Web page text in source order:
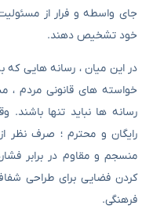
جای واسطه و فرار از
خود تشخیص دهند.
در این میان ، رسانه هایی که
خواسته های قانونی مردم
رسانه ها نباید تنها
رایگان و محترم ؛ صرف نظر
منسجم و مقاوم در برابر
کردن فضایی برای طراحی
فرهنگی.